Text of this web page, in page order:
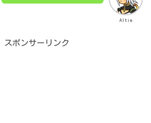
Altie
スポンサーリンク